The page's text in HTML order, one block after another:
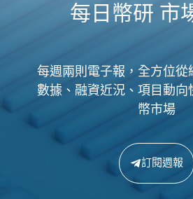
每日幣研 市
每週兩則電子報，全方位從
數據、融資近況、項目動向
幣市場
訂閱週報